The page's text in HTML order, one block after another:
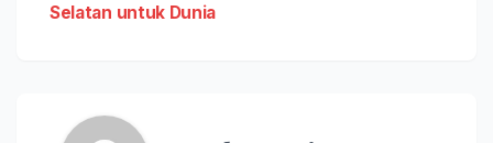
Selatan untuk Dunia